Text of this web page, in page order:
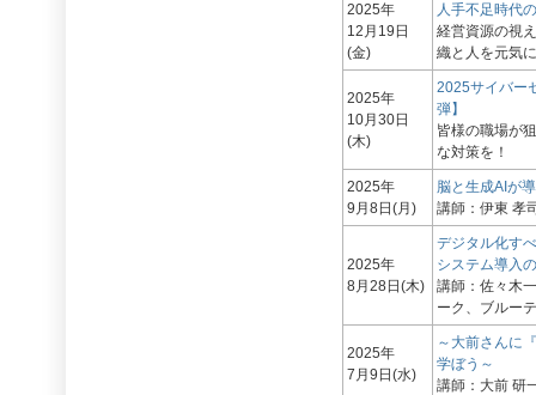
2025年
12月19日
(金)
人手不足時代
経営資源の視
織と人を元気
2025年
10月30日
(木)
2025サイバー
弾】
皆様の職場が
な対策を！
2025年
9月8日(月)
脳と生成AIが
講師：伊東 孝
2025年
8月28日(木)
デジタル化す
システム導入
講師：佐々木
ーク、ブルー
2025年
7月9日(水)
～大前さんに
学ぼう～
講師：大前 研